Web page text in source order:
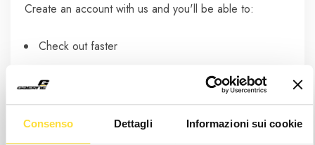
Consenso Dettagli Informazioni sui cookie
Create an account with us and you'll be able to:
Check out faster
Track new orders